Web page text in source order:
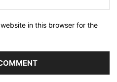
in this browser for the